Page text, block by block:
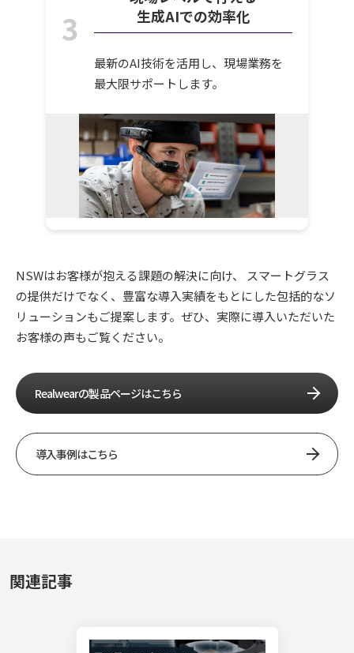
3
生成AIでの効率化
最新のAI技術を活用し、現場業務を
最大限サポートします。
NSWはお客様が抱える課題の解決に向け、 スマートグラス
の提供だけでなく、豊富な導入実績をもとにした包括的なソ
リューションもご提案します。ぜひ、実際に導入いただいた
お客様の声もご覧ください。
Realwearの製品ページはこちら
導入事例はこちら
関連記事